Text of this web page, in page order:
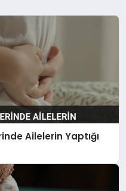
Ailelerin Yaptığı